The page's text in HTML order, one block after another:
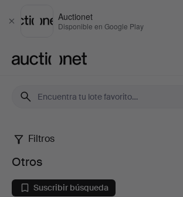
Cerrar
Auctionet
Disponible en Google Play
Otros
Filtros
Otros
Suscribir búsqueda